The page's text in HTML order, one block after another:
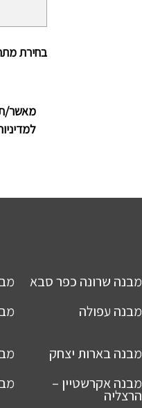
בחירת
מאשר/ת
מבנה שרונה כפר סבא
מבנה עפולה
מבנהבארות יצחק
מבנהאקרשטיין –
הרצליה